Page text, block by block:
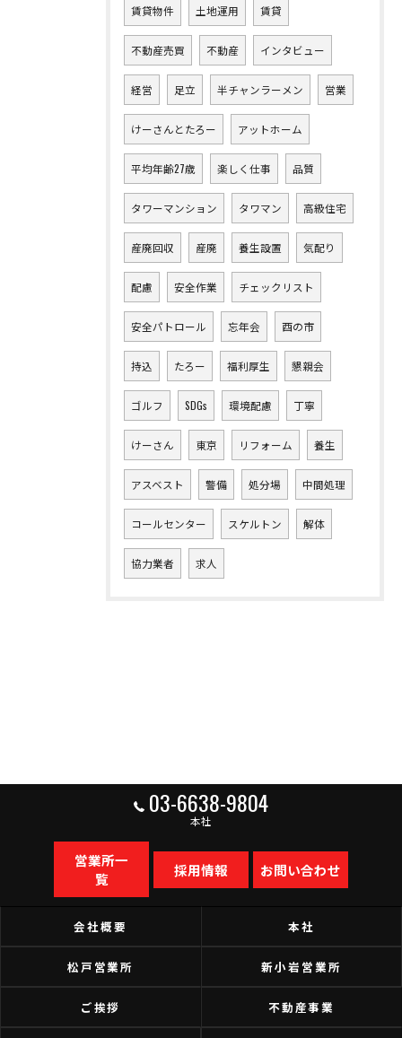
賃貸物件 土地運用 賃貸
不動産売買 不動産 インタビュー
経営 足立 半チャンラーメン 営業
けーさんとたろー アットホーム
平均年齢27歳 楽しく仕事 品質
タワーマンション タワマン 高級住宅
産廃回収 産廃 養生設置 気配り
配慮 安全作業 チェックリスト
安全パトロール 忘年会 酉の市
持込 たろー 福利厚生 懇親会
ゴルフ SDGs 環境配慮 丁寧
けーさん 東京 リフォーム 養生
アスベスト 警備 処分場 中間処理
コールセンター スケルトン 解体
協力業者 求人
03-6638-9804
本社
営業所一
覧
採用情報 お問い合わせ
会社概要 本社
松戸営業所 新小岩営業所
ご挨拶 不動産事業